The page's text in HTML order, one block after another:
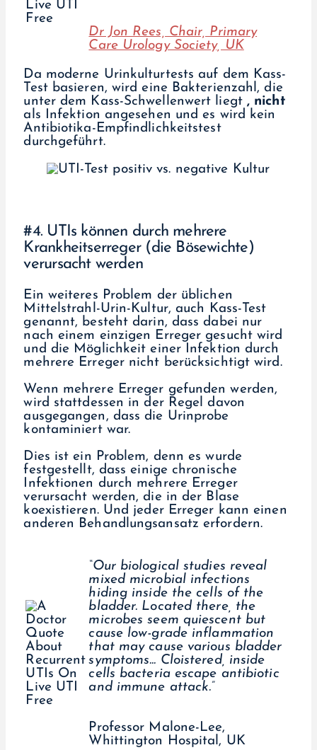
Dr Jon Rees, Chair, Primary
Care Urology Society, UK
Da moderne Urinkulturtests auf dem Kass-
Test basieren, wird eine Bakterienzahl, die
unter dem Kass-Schwellenwert liegt , nicht
als Infektion angesehen und es wird kein
Antibiotika-Empfindlichkeitstest
durchgeführt.
#4. UTIs können durch mehrere
Krankheitserreger (die Bösewichte)
verursacht werden
Ein weiteres Problem der üblichen
Mittelstrahl-Urin-Kultur, auch Kass-Test
genannt, besteht darin, dass dabei nur
nach einem einzigen Erreger gesucht wird
und die Möglichkeit einer Infektion durch
mehrere Erreger nicht berücksichtigt wird.
Wenn mehrere Erreger gefunden werden,
wird stattdessen in der Regel davon
ausgegangen, dass die Urinprobe
kontaminiert war.
Dies ist ein Problem, denn es wurde
festgestellt, dass einige chronische
Infektionen durch mehrere Erreger
verursacht werden, die in der Blase
koexistieren. Und jeder Erreger kann einen
anderen Behandlungsansatz erfordern.
“Our biological studies reveal
mixed microbial infections
hiding inside the cells of the
bladder. Located there, the
microbes seem quiescent but
cause low-grade inflammation
that may cause various bladder
symptoms... Cloistered, inside
cells bacteria escape antibiotic
and immune attack.”
Professor Malone-Lee,
Whittington Hospital, UK